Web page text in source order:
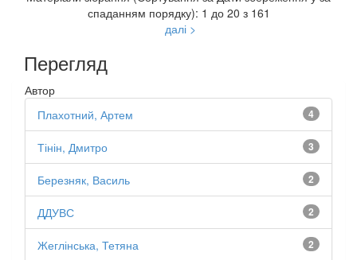
спаданням порядку): 1 до 20 з 161
далі >
Перегляд
Автор
4
Плахотний, Артем
3
Тінін, Дмитро
2
Березняк, Василь
2
ДДУВС
2
Жеглінська, Тетяна